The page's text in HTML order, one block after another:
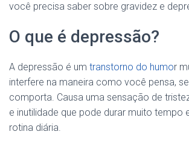
você precisa saber sobre gravidez e
O que é depressão?
A depressão é um transtorno do humor
interfere na maneira como você pensa,
comporta. Causa uma sensação de
e inutilidade que pode durar muito tempo
rotina diária.